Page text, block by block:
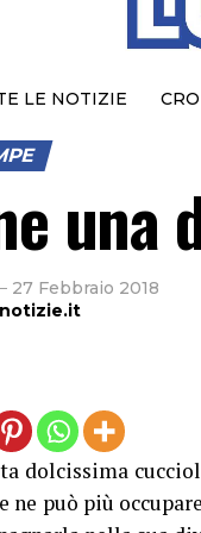
LE NOTIZIE
una
– 27 Febbraio 2018
dolcissima
ne può più